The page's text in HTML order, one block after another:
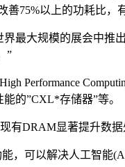
75%以上的功耗比，
最大规模的展会中推
”
Performance
的”CXL*存储器”等。
有DRAM显著提升数
，可以解决人工智